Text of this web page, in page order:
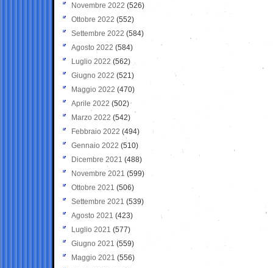
Novembre 2022 (526)
Ottobre 2022 (552)
Settembre 2022 (584)
Agosto 2022 (584)
Luglio 2022 (562)
Giugno 2022 (521)
Maggio 2022 (470)
Aprile 2022 (502)
Marzo 2022 (542)
Febbraio 2022 (494)
Gennaio 2022 (510)
Dicembre 2021 (488)
Novembre 2021 (599)
Ottobre 2021 (506)
Settembre 2021 (539)
Agosto 2021 (423)
Luglio 2021 (577)
Giugno 2021(559)
Maggio 2021 (556)